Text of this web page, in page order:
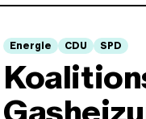
Energie CDU SPD